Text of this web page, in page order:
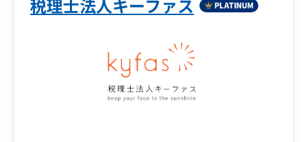
税理士法人キーファス